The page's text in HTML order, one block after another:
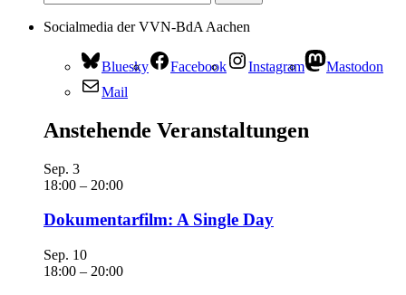
Socialmedia der VVN-BdA Aachen
Bluesky Facebook Instagram
Mastodon
Mail
Anstehende Veranstaltungen
Sep. 3
18:00 – 20:00
Dokumentarfilm: A Single Day
Sep. 10
18:00 – 20:00